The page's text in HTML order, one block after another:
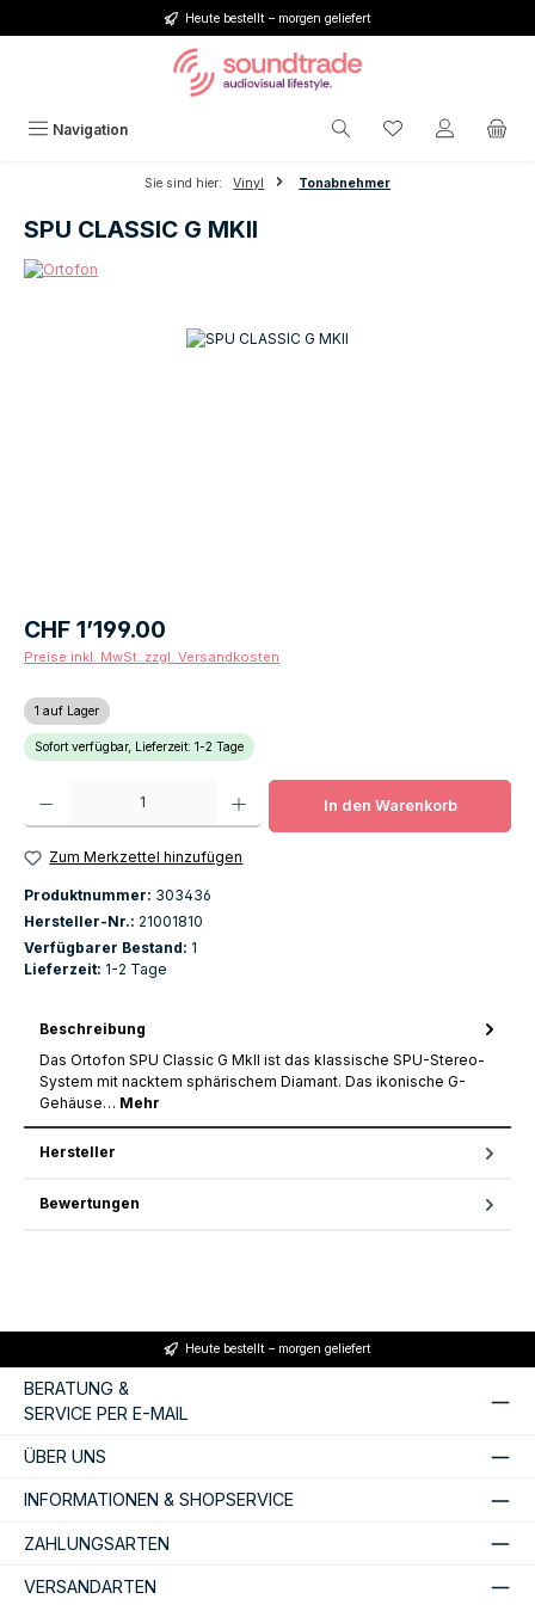
Zum Hauptinhalt springenHeute bestellt – morgen geliefert
Navigation Du hast 0
Sie sind hier: Vinyl Tonabnehmer
SPU CLASSIC G MKII
Bildergalerie überspringen
Regulärer Preis:
CHF 1’199.00
Preise inkl. MwSt. zzgl. Versandkosten
1 auf Lager
Sofort verfügbar, Lieferzeit: 1-2 Tage
Produkt Anzahl: Gib den gewünschten Wert ein oder benutze die
In den Warenkorb
Zum Merkzettel hinzufügen
Produktnummer: 303436
Hersteller-Nr.: 21001810
Verfügbarer Bestand: 1
Lieferzeit: 1-2 Tage
Beschreibung
Das Ortofon SPU Classic G MkII ist das klassische SPU-Stereo-
System mit nacktem sphärischem Diamant. Das ikonische G-
Gehäuse… Mehr
Hersteller
Bewertungen
Heute bestellt – morgen geliefert
BERATUNG &
SERVICE PER E-MAIL
ÜBER UNS
INFORMATIONEN & SHOPSERVICE
ZAHLUNGSARTEN
VERSANDARTEN